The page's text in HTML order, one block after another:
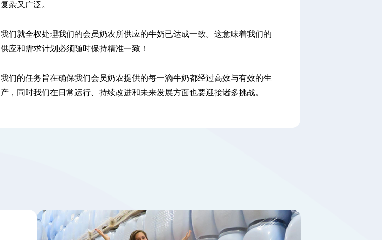
复杂又广泛。
我们就全权处理我们的会员奶农所供应的牛奶已达成一致。这意味着我们的
供应和需求计划必须随时保持精准一致！
我们的任务旨在确保我们会员奶农提供的每一滴牛奶都经过高效与有效的生
产，同时我们在日常运行、持续改进和未来发展方面也要迎接诸多挑战。